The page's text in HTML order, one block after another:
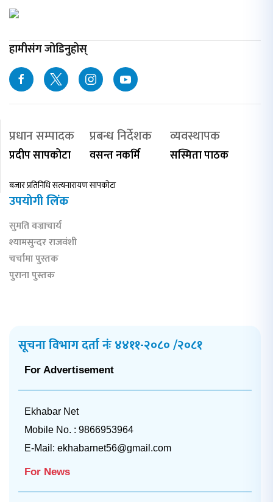
हामीसंग जोडिनुहोस्
प्रधान सम्पादक
प्रदीप सापकोटा
प्रबन्ध निर्देशक
वसन्त नकर्मि
व्यवस्थापक
सस्मिता पाठक
बजार प्रतिनिधि सत्यनारायण सापकोटा
उपयोगी लिंक
सुमति वज्राचार्य
श्यामसुन्दर राजवंशी
चर्चामा पुस्तक
पुराना पुस्तक
सूचना विभाग दर्ता नंः ४४११-२०८० /२०८१
For Advertisement
Ekhabar Net
Mobile No. : 9866953964
E-Mail: ekhabarnet56@gmail.com
For News